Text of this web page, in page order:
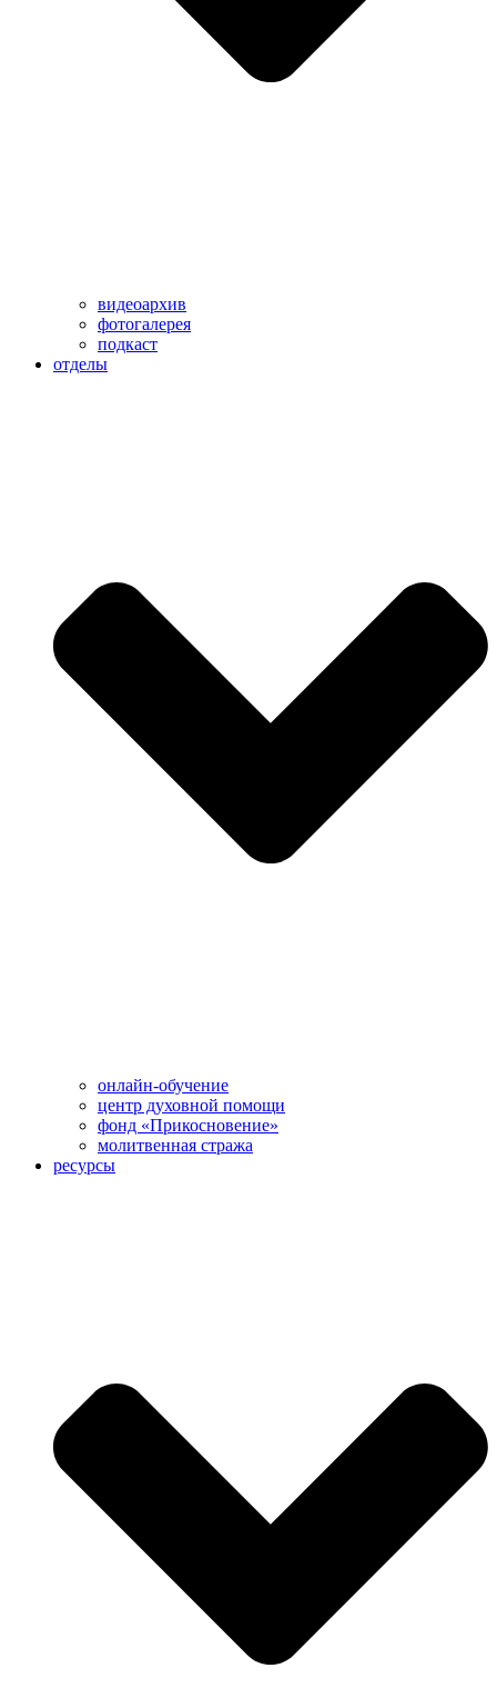
видеоархив
фотогалерея
подкаст
отделы
онлайн-обучение
центр духовной помощи
фонд «Прикосновение»
молитвенная стража
ресурсы